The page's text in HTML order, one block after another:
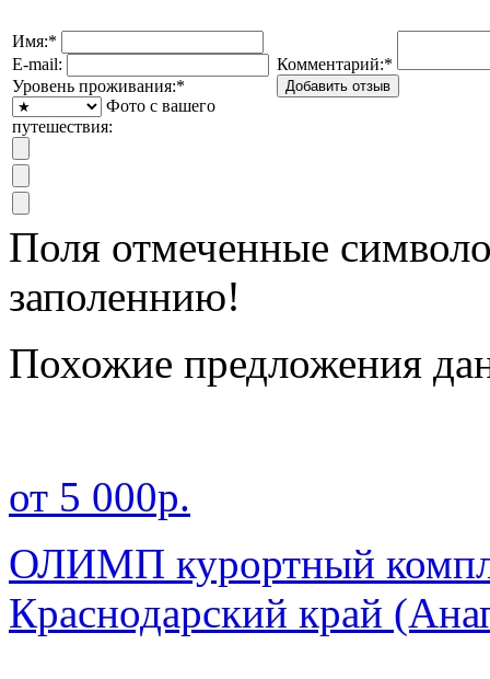
Имя:*
E-mail:
Уровень проживания:*
Фото с вашего
путешествия:
Комментарий:*
Поля отмеченные
заполеннию!
Похожие предложения
от 5 000р.
ОЛИМП курортный
Краснодарский край